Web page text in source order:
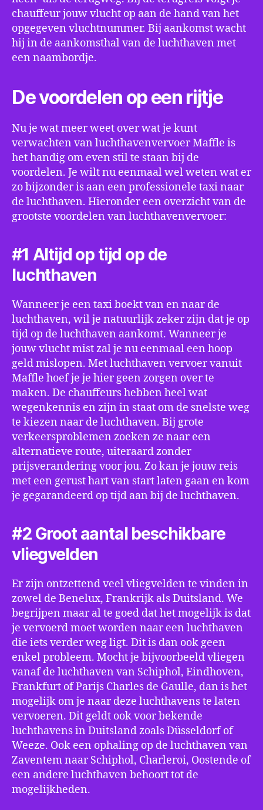
chauffeur jouw vlucht op aan de hand van het
opgegeven vluchtnummer. Bij aankomst wacht
hij in de aankomsthal van de luchthaven met
een naambordje.
De voordelen op een rijtje
Nu je wat meer weet over wat je kunt
verwachten van luchthavenvervoer Maffle is
het handig om even stil te staan bij de
voordelen. Je wilt nu eenmaal wel weten wat er
zo bijzonder is aan een professionele taxi naar
de luchthaven. Hieronder een overzicht van de
grootste voordelen van luchthavenvervoer:
#1 Altijd op tijd op de
luchthaven
Wanneer je een taxi boekt van en naar de
luchthaven, wil je natuurlijk zeker zijn dat je op
tijd op de luchthaven aankomt. Wanneer je
jouw vlucht mist zal je nu eenmaal een hoop
geld mislopen. Met luchthaven vervoer vanuit
Maffle hoef je je hier geen zorgen over te
maken. De chauffeurs hebben heel wat
wegenkennis en zijn in staat om de snelste weg
te kiezen naar de luchthaven. Bij grote
verkeersproblemen zoeken ze naar een
alternatieve route, uiteraard zonder
prijsverandering voor jou. Zo kan je jouw reis
met een gerust hart van start laten gaan en kom
je gegarandeerd op tijd aan bij de luchthaven.
#2 Groot aantal beschikbare
vliegvelden
Er zijn ontzettend veel vliegvelden te vinden in
zowel de Benelux, Frankrijk als Duitsland. We
begrijpen maar al te goed dat het mogelijk is dat
je vervoerd moet worden naar een luchthaven
die iets verder weg ligt. Dit is dan ook geen
enkel probleem. Mocht je bijvoorbeeld vliegen
vanaf de luchthaven van Schiphol, Eindhoven,
Frankfurt of Parijs Charles de Gaulle, dan is het
mogelijk om je naar deze luchthavens te laten
vervoeren. Dit geldt ook voor bekende
luchthavens in Duitsland zoals Düsseldorf of
Weeze. Ook een ophaling op de luchthaven van
Zaventem naar Schiphol, Charleroi, Oostende of
een andere luchthaven behoort tot de
mogelijkheden.